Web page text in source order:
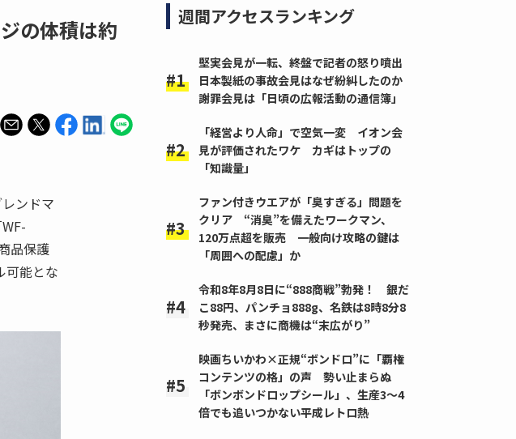
の体積は約
ンドマ
品保護
可能とな
週間アクセスランキング
堅実会見が一転、終盤で記者の怒り噴出
日本製紙の事故会見はなぜ紛糾したのか
謝罪会見は「日頃の広報活動の通信簿」
「経営より人命」で空気一変 イオン会
見が評価されたワケ カギはトップの
「知識量」
ファン付きウエアが「臭すぎる」問題を
クリア “消臭”を備えたワークマン、
120万点超を販売 一般向け攻略の鍵は
「周囲への配慮」か
令和8年8月8日に“888商戦”勃発！ 銀だ
こ88円、パンチョ888g、名鉄は8時8分8
秒発売、まさに商機は“末広がり”
映画ちいかわ×正規“ボンドロ”に「覇権
コンテンツの格」の声 勢い止まらぬ
「ボンボンドロップシール」、生産3～4
倍でも追いつかない平成レトロ熱